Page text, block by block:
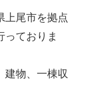
上尾市を拠点
っておりま
建物、一棟収